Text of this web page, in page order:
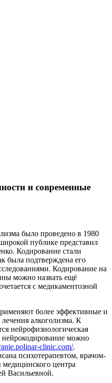
и современные
было проведено в 1980
публике представил
Кодирование стали
была подтверждена его
Кодирование на
можно назвать ещё
с медикаментозной
более эффективные и
алкоголизма. К
нейрофизиологическая
нейрокодирование можно
clinic.com/.
психотерапевтом, врачом-
центра
Васильевной.